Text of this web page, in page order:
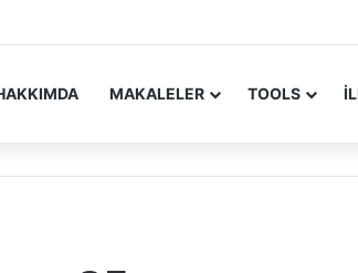
Update Yayımlandı
MAKALELER TOOLS